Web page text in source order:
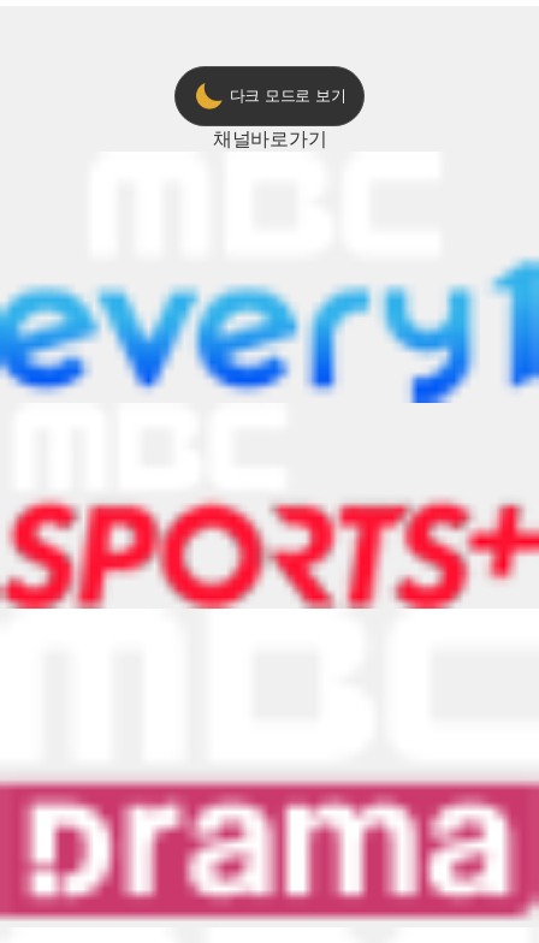
다크 모드로 보기
채널바로가기